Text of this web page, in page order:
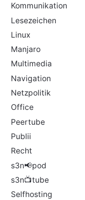
Kommunikation
Lesezeichen
Linux
Manjaro
Multimedia
Navigation
Netzpolitik
Office
Peertube
Publii
Recht
s3n📢pod
s3n📺tube
Selfhosting